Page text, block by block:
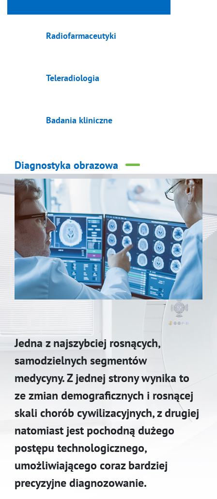
Radiofarmaceutyki
Teleradiologia
Badania kliniczne
Diagnostyka obrazowa
Jedna z najszybciej rosnących,
samodzielnych segmentów
medycyny. Z jednej strony wynika to
ze zmian demograficznych i rosnącej
skali chorób cywilizacyjnych, z drugiej
natomiast jest pochodną dużego
postępu technologicznego,
umożliwiającego coraz bardziej
precyzyjne diagnozowanie.